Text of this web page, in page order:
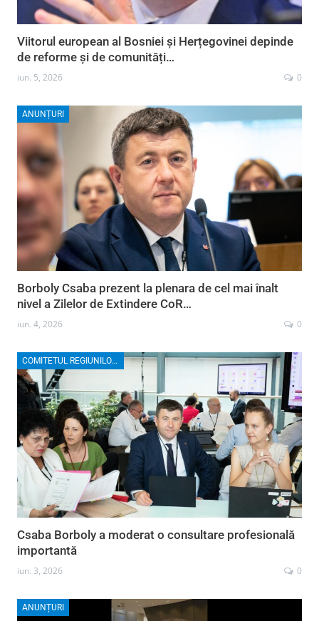
Viitorul european al Bosniei și Herțegovinei depinde
de reforme și de comunități…
iun. 5, 2026 0
ANUNȚURI
Borboly Csaba prezent la plenara de cel mai înalt
nivel a Zilelor de Extindere CoR…
iun. 4, 2026 0
COMITETUL REGIUNILOR EUROPENE
Csaba Borboly a moderat o consultare profesională
importantă
iun. 3, 2026 0
ANUNȚURI